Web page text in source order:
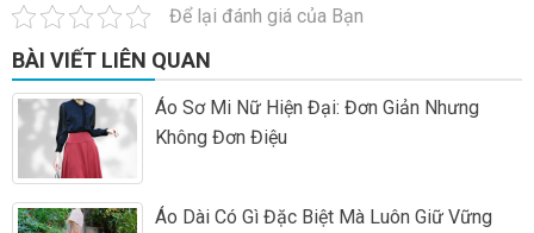
Để lại đánh giá của Bạn
BÀI VIẾT LIÊN QUAN
Áo Sơ Mi Nữ Hiện Đại: Đơn Giản Nhưng
Không Đơn Điệu
Áo Dài Có Gì Đặc Biệt Mà Luôn Giữ Vững